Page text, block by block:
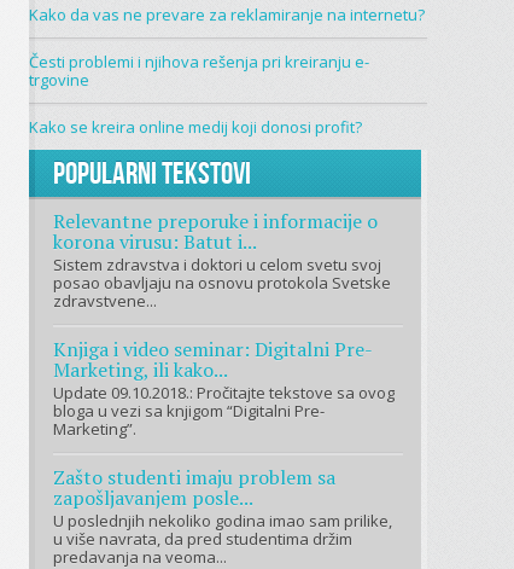
Kako da vas ne prevare za reklamiranje na internetu?
Česti problemi i njihova rešenja pri kreiranju e-
trgovine
Kako se kreira online medij koji donosi profit?
Popularni tekstovi
Relevantne preporuke i informacije o
korona virusu: Batut i...
Sistem zdravstva i doktori u celom svetu svoj
posao obavljaju na osnovu protokola Svetske
zdravstvene...
Knjiga i video seminar: Digitalni Pre-
Marketing, ili kako...
Update 09.10.2018.: Pročitajte tekstove sa ovog
bloga u vezi sa knjigom “Digitalni Pre-
Marketing”.
Zašto studenti imaju problem sa
zapošljavanjem posle...
U poslednjih nekoliko godina imao sam prilike,
u više navrata, da pred studentima držim
predavanja na veoma...